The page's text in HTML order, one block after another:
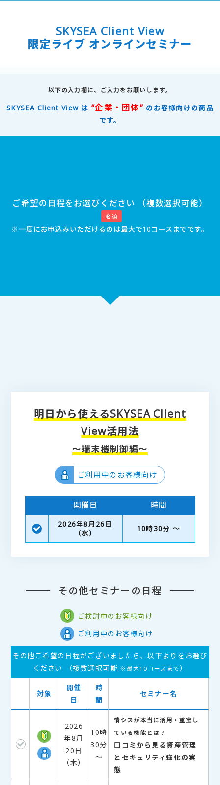
SKYSEA Client View
限定ライブ オンラインセミナー
以下の入力欄に、ご入力をお願いします。
SKYSEA Client View は“企業・団体” のお客様向けの商品
です。
ご希望の日程をお選びください （複数選択可能）
必須
※一度にお申込みいただけるのは最大で10コースまでです。
明日から使えるSKYSEA Client
View活用法
～端末機制御編～
ご利用中のお客様向け
開催日 時間
2026年8月26日
（水）
10時30分 ～
その他セミナーの日程
ご検討中のお客様向け
ご利用中のお客様向け
その他ご希望の日程がございましたら、以下よりをお選び
ください （複数選択可能 ※最大10コースまで）
対象
開催
日
時
間
セミナー名
2026
年8月
20日
（木）
10時
30分
～
情シスが本当に活用・重宝し
ている機能とは？
口コミから見る資産管理
とセキュリティ強化の実
態